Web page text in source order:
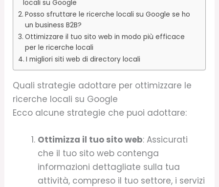
locali su Google
Posso sfruttare le ricerche locali su Google se ho
un business B2B?
Ottimizzare il tuo sito web in modo più efficace
per le ricerche locali
I migliori siti web di directory locali
Quali strategie adottare per ottimizzare le
ricerche locali su Google
Ecco alcune strategie che puoi adottare:
Ottimizza il tuo sito web: Assicurati
che il tuo sito web contenga
informazioni dettagliate sulla tua
attività, compreso il tuo settore, i servizi